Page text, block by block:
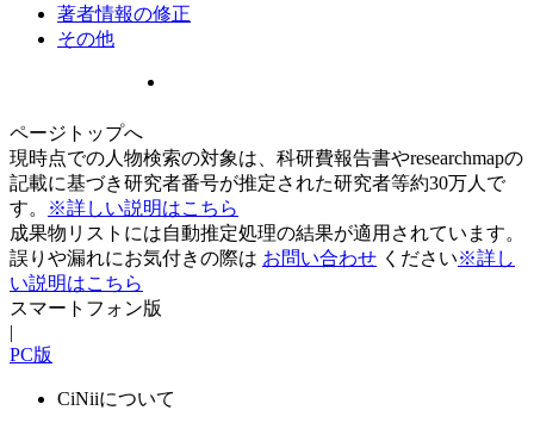
著者情報の修正
その他
ページトップへ
現時点での人物検索の対象は、科研費報告書やresearchmapの
記載に基づき研究者番号が推定された研究者等約30万人で
す。
※詳しい説明はこちら
成果物リストには自動推定処理の結果が適用されています。
誤りや漏れにお気付きの際は お問い合わせ ください※詳し
い説明はこちら
スマートフォン版
|
PC版
CiNiiについて